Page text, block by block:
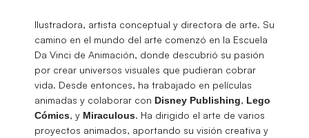
Ilustradora, artista conceptual y directora de arte. Su
camino en el mundo del arte comenzó en la Escuela
Da Vinci de Animación, donde descubrió su pasión
por crear universos visuales que pudieran cobrar
vida. Desde entonces, ha trabajado en películas
animadas y colaborar con Disney Publishing, Lego
Cómics, y Miraculous. Ha dirigido el arte de varios
proyectos animados, aportando su visión creativa y